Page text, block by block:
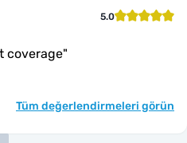
5.0
coverage"
Tüm değerlendirmeleri görün